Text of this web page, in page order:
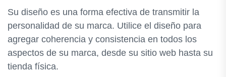
Su diseño es una forma efectiva de transmitir la
personalidad de su marca. Utilice el diseño para
agregar coherencia y consistencia en todos los
aspectos de su marca, desde su sitio web hasta su
tienda física.